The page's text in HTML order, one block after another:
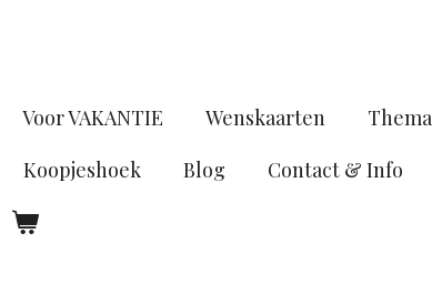
Voor VAKANTIE Wenskaarten
Thema
Koopjeshoek Blog Contact & Info